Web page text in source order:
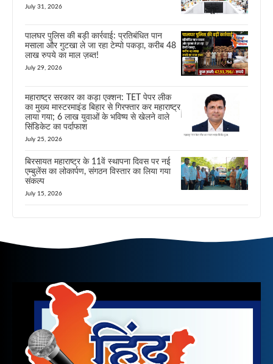
July 31, 2026
पालघर पुलिस की बड़ी कार्रवाई: प्रतिबंधित पान
मसाला और गुटखा ले जा रहा टेम्पो पकड़ा, करीब 48
लाख रुपये का माल ज़ब्त!
July 29, 2026
महाराष्ट्र सरकार का कड़ा एक्शन: TET पेपर लीक
का मुख्य मास्टरमाइंड बिहार से गिरफ्तार कर महाराष्ट्र
लाया गया; 6 लाख युवाओं के भविष्य से खेलने वाले
सिंडिकेट का पर्दाफाश
July 25, 2026
बिरसायत महाराष्ट्र के 11वें स्थापना दिवस पर नई
एम्बुलेंस का लोकार्पण, संगठन विस्तार का लिया गया
संकल्प
July 15, 2026